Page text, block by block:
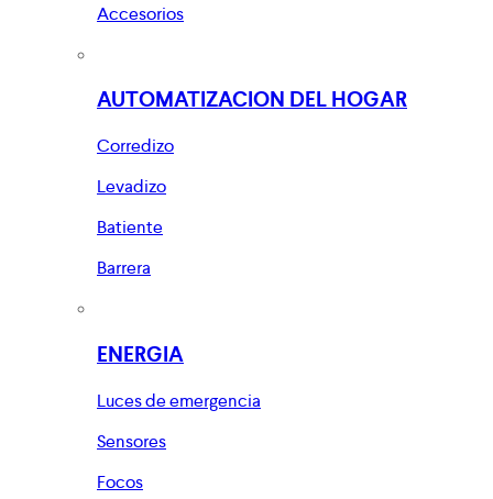
Accesorios
AUTOMATIZACION DEL HOGAR
Corredizo
Levadizo
Batiente
Barrera
ENERGIA
Luces de emergencia
Sensores
Focos